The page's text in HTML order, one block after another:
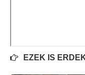
EZEK IS